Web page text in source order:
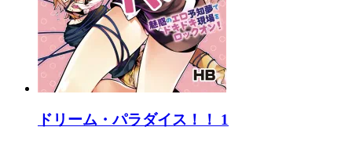
ドリーム・パラダイス！！ 1